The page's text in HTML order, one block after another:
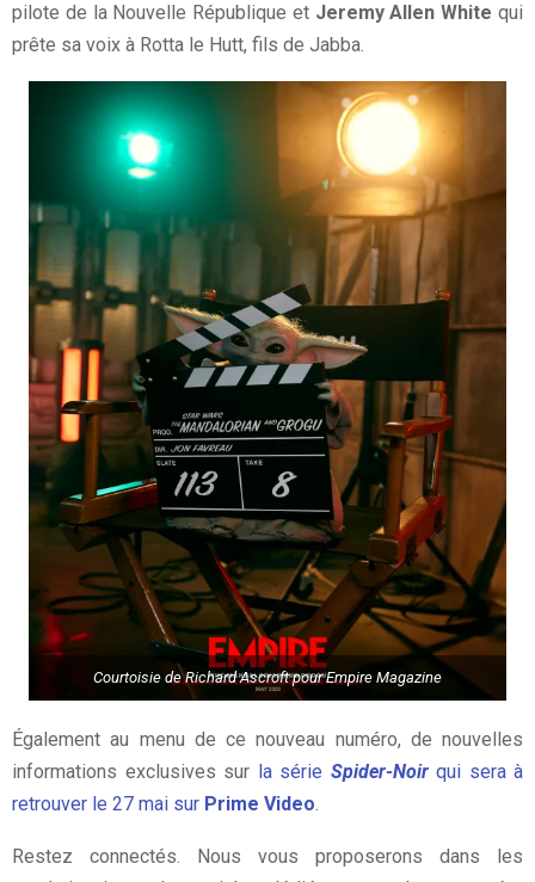
pilote de la Nouvelle République et Jeremy Allen White qui
prête sa voix à Rotta le Hutt, fils de Jabba.
Courtoisie de Richard Ascroft pour Empire Magazine
Également au menu de ce nouveau numéro, de nouvelles
informations exclusives sur la série Spider-Noirqui sera à
retrouver le 27 mai sur Prime Video.
Restez connectés. Nous vous proposerons dans les